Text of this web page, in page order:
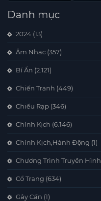
Danh mục
2024 (13)
Âm Nhạc (357)
Bí Ẩn (2.121)
Chiến Tranh (449)
Chiếu Rạp (346)
Chính Kịch (6.146)
Chính Kịch,Hành Động (1)
Chương Trình Truyền Hình
Cổ Trang (634)
Gây Cấn (1)